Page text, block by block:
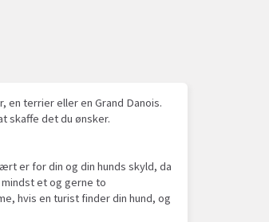
en terrier eller en Grand Danois.
skaffe det du ønsker.
er for din og din hunds skyld, da
et og gerne to
hvis en turist finder din hund, og